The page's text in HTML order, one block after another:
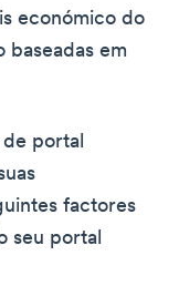
económico do
baseadas em
portal
factores
seu portal